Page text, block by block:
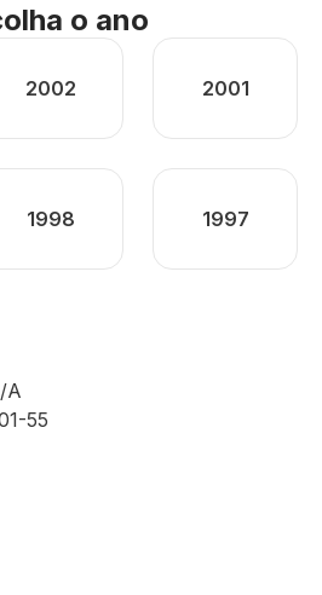
o ano
2002 2001
1998 1997
A
55